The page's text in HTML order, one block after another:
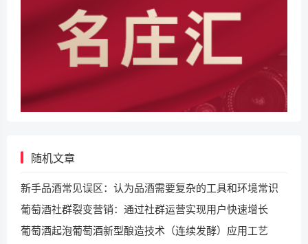
随机文章
新手品酒常见误区：认为品酒需要复杂的工具和环境常识
葡萄酒社群裂变营销：通过社群运营实现用户快速增长​
葡萄酒起泡葡萄酒新型酿造技术（连续发酵）应用工艺